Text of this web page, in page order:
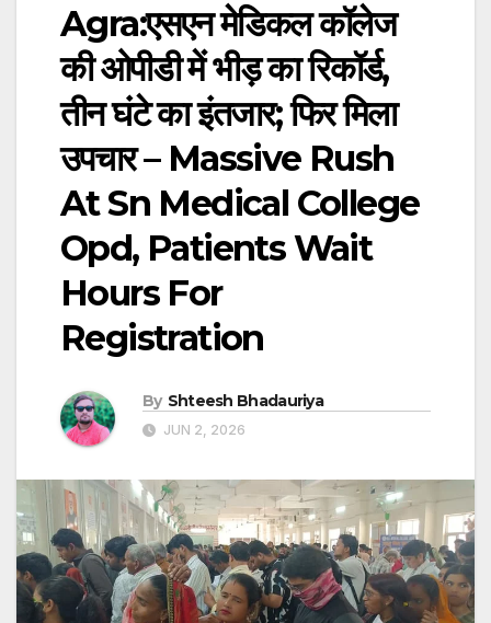
Agra:एसएन मेडिकल कॉलेज
की ओपीडी में भीड़ का रिकॉर्ड,
तीन घंटे का इंतजार; फिर मिला
उपचार – Massive Rush
At Sn Medical College
Opd, Patients Wait
Hours For
Registration
By Shteesh Bhadauriya
JUN 2, 2026